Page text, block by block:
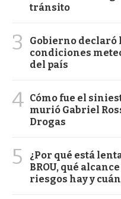
tránsito
3
Gobierno declaró
condiciones
del país
4 Cómo fue el
murió Gabriel
Drogas
5
¿Por qué está
BROU, qué
riesgos hay y